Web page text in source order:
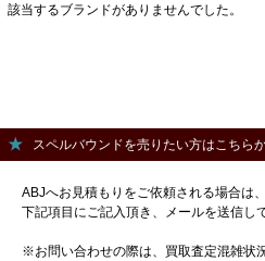
該当するブランドがありませんでした。
スペルバウンドを売りたい方はこちら
ABJへお見積もりをご依頼される場合は、
下記項目にご記入頂き、メールを送信し
※お問い合わせの際は、買取査定混雑状